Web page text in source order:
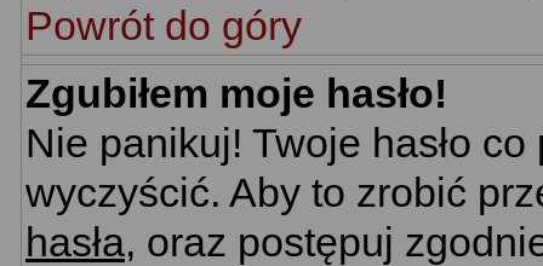
Powrót do góry
Zgubiłem moje hasło!
Nie panikuj! Twoje hasło
wyczyścić. Aby to zrobić
hasła, oraz postępuj